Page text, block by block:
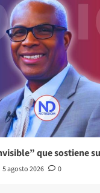
que sostiene
5 agosto 2026 0